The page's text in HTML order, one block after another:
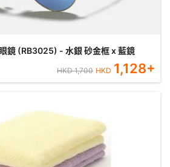
鏡 (RB3025) - 水銀 砂金框 x 藍鏡
HKD1,700 HKD 1,128+